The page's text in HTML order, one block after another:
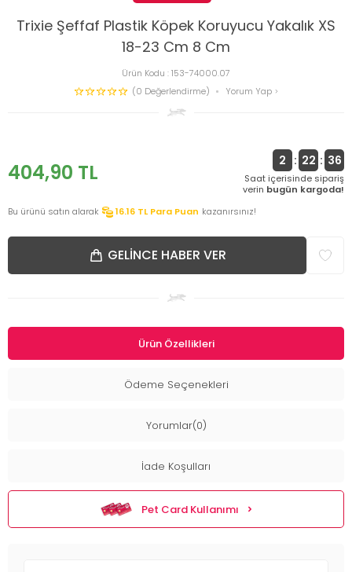
Trixie Şeffaf Plastik Köpek Koruyucu Yakalık XS
18-23 Cm 8 Cm
Ürün Kodu :153-74000.07
(0 Değerlendirme)
Yorum Yap
404,90 TL 2 : 22 : 36
Saat içerisinde sipariş
verin bugün kargoda!
Bu ürünü satın alarak
16.16 TL Para Puan kazanırsınız!
GELINCE HABER VER
Ürün Özellikleri
Ödeme Seçenekleri
Yorumlar(0)
İade Koşulları
Pet Card Kullanımı